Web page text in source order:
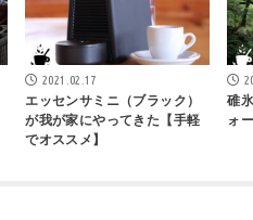
2021.02.17
エッセンサミニ（ブラック）
が我が家にやってきた【手軽
でオススメ】
碓
ォ